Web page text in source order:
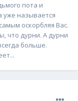
пота и
уже называется
оскорбляя Вас.
что дурни. А дурни
больше.